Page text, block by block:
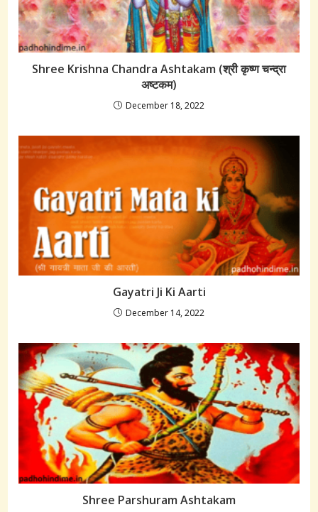
Shree Krishna Chandra Ashtakam (श्री कृष्ण चन्द्रा
अष्टकम)
December 18, 2022
Gayatri Ji Ki Aarti
December 14, 2022
Shree Parshuram Ashtakam